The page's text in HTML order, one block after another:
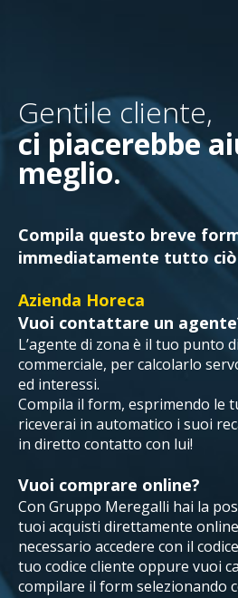
Gentile cliente,
ci piacerebbe
meglio.
Compila questo breve
immediatamente tutto ciò
Azienda Horeca
Vuoi contattare un
L’agente di zona è il tuo punto
commerciale, per calcolarlo
ed interessi.
Compila il form, esprimendo le
riceverai in automatico i suoi
in diretto contatto con lui!
Vuoi comprare online?
Con Gruppo Meregalli hai la
tuoi acquisti direttamente
necessario accedere con il
tuo codice cliente oppure vuoi
compilare il form selezionando